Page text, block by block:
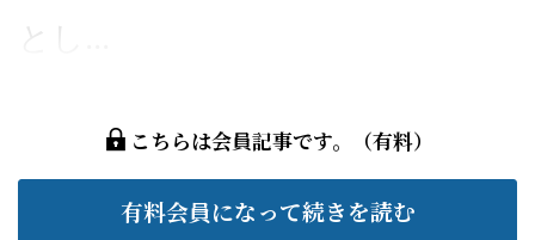
とし...
こちらは会員記事です。（有料）
有料会員になって続きを読む